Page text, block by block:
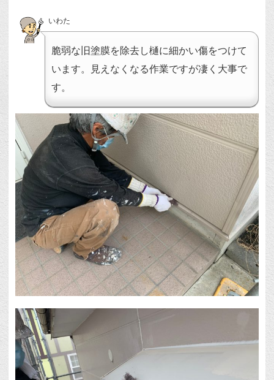
いわた
脆弱な旧塗膜を除去し樋に細かい傷をつけて
います。見えなくなる作業ですが凄く大事で
す。